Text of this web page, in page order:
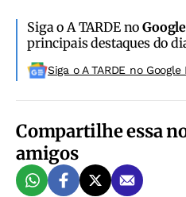
Siga o A TARDE no
principais destaques do
Siga o A TARDE no
Compartilhe essa
amigos